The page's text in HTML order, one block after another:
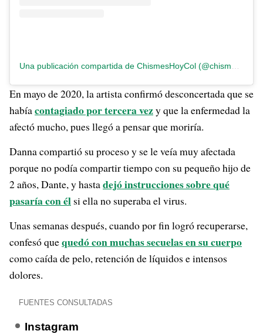
En mayo de 2020, la artista confirmó desconcertada que se
habíacontagiado por tercera vezy que la enfermedad la
afectó mucho, pues llegó a pensar que moriría.
Danna compartió su proceso y se le veía muy afectada
porque no podía compartir tiempo con su pequeño hijo de
2 años, Dante, y hastadejó instrucciones sobre qué
pasaría con él si ella no superaba el virus.
Unas semanas después, cuando por fin logró recuperarse,
confesó quequedó con muchas secuelas en su cuerpo
como caída de pelo, retención de líquidos e intensos
dolores.
FUENTES CONSULTADAS
Instagram